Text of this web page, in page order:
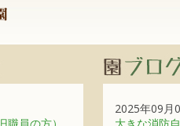
2025年09月